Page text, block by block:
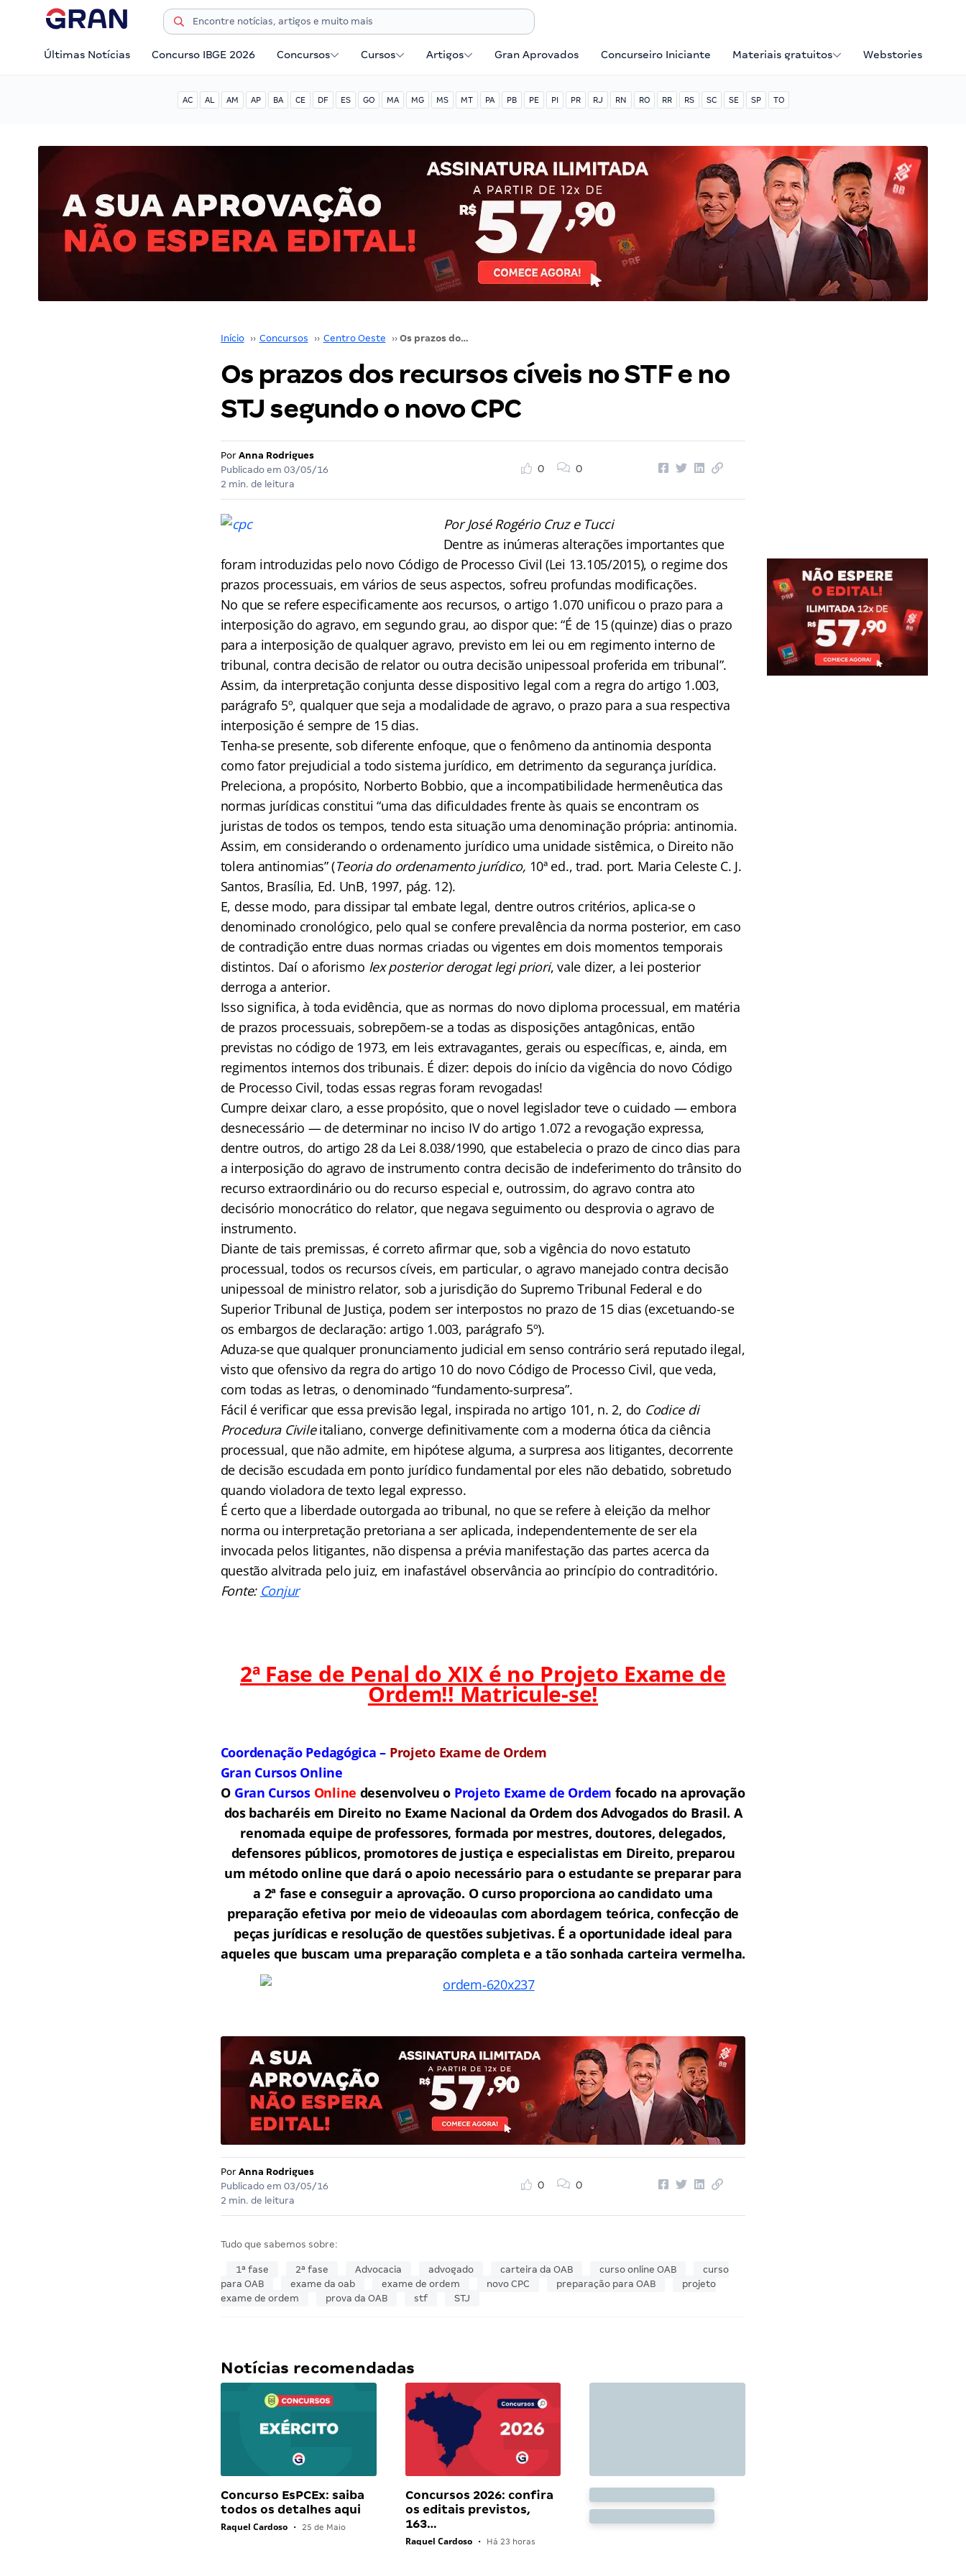
Últimas Notícias Concurso IBGE 2026 Concursos Cursos Artigos Gran Aprovados Concurseiro Iniciante Materiais gratuitos Webstories
AC AL AM AP BA CE DF ES GO MA MG MS MT PA PB PE PI PR RJ RN RO RR RS SC SE SP TO
Início ›› Concursos ›› Centro Oeste ›› Os prazos dos recursos cíveis no STF e no STJ segundo o novo CPC
Os prazos dos recursos cíveis no STF e no
STJ segundo o novo CPC
Por Anna Rodrigues
Publicado em 03/05/16
2 min. de leitura
0 0
Por José Rogério Cruz e Tucci
Dentre as inúmeras alterações importantes que
foram introduzidas pelo novo Código de Processo Civil (Lei 13.105/2015), o regime dos
prazos processuais, em vários de seus aspectos, sofreu profundas modificações.
No que se refere especificamente aos recursos, o artigo 1.070 unificou o prazo para a
interposição do agravo, em segundo grau, ao dispor que: “É de 15 (quinze) dias o prazo
para a interposição de qualquer agravo, previsto em lei ou em regimento interno de
tribunal, contra decisão de relator ou outra decisão unipessoal proferida em tribunal”.
Assim, da interpretação conjunta desse dispositivo legal com a regra do artigo 1.003,
parágrafo 5º, qualquer que seja a modalidade de agravo, o prazo para a sua respectiva
interposição é sempre de 15 dias.
Tenha-se presente, sob diferente enfoque, que o fenômeno da antinomia desponta
como fator prejudicial a todo sistema jurídico, em detrimento da segurança jurídica.
Preleciona, a propósito, Norberto Bobbio, que a incompatibilidade hermenêutica das
normas jurídicas constitui “uma das dificuldades frente às quais se encontram os
juristas de todos os tempos, tendo esta situação uma denominação própria: antinomia.
Assim, em considerando o ordenamento jurídico uma unidade sistêmica, o Direito não
tolera antinomias” (Teoria do ordenamento jurídico, 10ª ed., trad. port. Maria Celeste C. J.
Santos, Brasília, Ed. UnB, 1997, pág. 12).
E, desse modo, para dissipar tal embate legal, dentre outros critérios, aplica-se o
denominado cronológico, pelo qual se confere prevalência da norma posterior, em caso
de contradição entre duas normas criadas ou vigentes em dois momentos temporais
distintos. Daí o aforismo lex posterior derogat legi priori, vale dizer, a lei posterior
derroga a anterior.
Isso significa, à toda evidência, que as normas do novo diploma processual, em matéria
de prazos processuais, sobrepõem-se a todas as disposições antagônicas, então
previstas no código de 1973, em leis extravagantes, gerais ou específicas, e, ainda, em
regimentos internos dos tribunais. É dizer: depois do início da vigência do novo Código
de Processo Civil, todas essas regras foram revogadas!
Cumpre deixar claro, a esse propósito, que o novel legislador teve o cuidado — embora
desnecessário — de determinar no inciso IV do artigo 1.072 a revogação expressa,
dentre outros, do artigo 28 da Lei 8.038/1990, que estabelecia o prazo de cinco dias para
a interposição do agravo de instrumento contra decisão de indeferimento do trânsito do
recurso extraordinário ou do recurso especial e, outrossim, do agravo contra ato
decisório monocrático do relator, que negava seguimento ou desprovia o agravo de
instrumento.
Diante de tais premissas, é correto afirmar que, sob a vigência do novo estatuto
processual, todos os recursos cíveis, em particular, o agravo manejado contra decisão
unipessoal de ministro relator, sob a jurisdição do Supremo Tribunal Federal e do
Superior Tribunal de Justiça, podem ser interpostos no prazo de 15 dias (excetuando-se
os embargos de declaração: artigo 1.003, parágrafo 5º).
Aduza-se que qualquer pronunciamento judicial em senso contrário será reputado ilegal,
visto que ofensivo da regra do artigo 10 do novo Código de Processo Civil, que veda,
com todas as letras, o denominado “fundamento-surpresa”.
Fácil é verificar que essa previsão legal, inspirada no artigo 101, n. 2, do Codice di
Procedura Civileitaliano, converge definitivamente com a moderna ótica da ciência
processual, que não admite, em hipótese alguma, a surpresa aos litigantes, decorrente
de decisão escudada em ponto jurídico fundamental por eles não debatido, sobretudo
quando violadora de texto legal expresso.
É certo que a liberdade outorgada ao tribunal, no que se refere à eleição da melhor
norma ou interpretação pretoriana a ser aplicada, independentemente de ser ela
invocada pelos litigantes, não dispensa a prévia manifestação das partes acerca da
questão alvitrada pelo juiz, em inafastável observância ao princípio do contraditório.
Fonte: Conjur
2ª Fase de Penal do XIX é no Projeto Exame de
Ordem!! Matricule-se!
Coordenação Pedagógica – Projeto Exame de Ordem
Gran Cursos Online
O Gran Cursos Online desenvolveu o Projeto Exame de Ordem focado na aprovação
dos bacharéis em Direito no Exame Nacional da Ordem dos Advogados do Brasil. A
renomada equipe de professores, formada por mestres, doutores, delegados,
defensores públicos, promotores de justiça e especialistas em Direito, preparou
um método online que dará o apoio necessário para o estudante se preparar para
a 2ª fase e conseguir a aprovação. O curso proporciona ao candidato uma
preparação efetiva por meio de videoaulas com abordagem teórica, confecção de
peças jurídicas e resolução de questões subjetivas. É a oportunidade ideal para
aqueles que buscam uma preparação completa e a tão sonhada carteira vermelha.
Por Anna Rodrigues
Publicado em 03/05/16
2 min. de leitura
0 0
Tudo que sabemos sobre:
1ª fase 2ª fase Advocacia advogado carteira da OAB curso online OAB
curso
para OAB
exame da oab exame de ordem novo CPC preparação para OAB
projeto
exame de ordem
prova da OAB stf STJ
Notícias recomendadas
Concurso EsPCEx: saiba
todos os detalhes aqui
Raquel Cardoso • 25 de Maio
Concursos 2026: confira
os editais previstos,
163…
Raquel Cardoso • Há 23 horas